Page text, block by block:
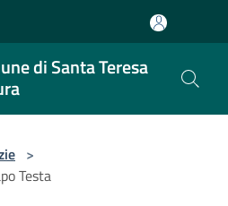
di Santa Teresa
>
Testa